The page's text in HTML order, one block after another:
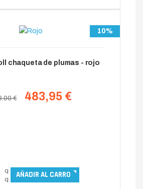
10%
chaqueta de plumas - rojo
€ 483,95 €